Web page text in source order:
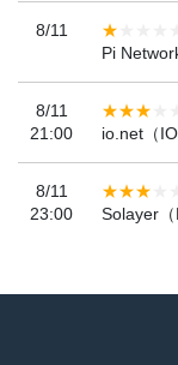
8/11
Pi
8/11
21:00
io.net（
8/11
23:00
Solayer